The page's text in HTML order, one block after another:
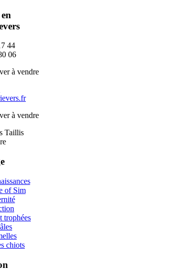
44
06
Taillis
of Sim
trophées
chiots